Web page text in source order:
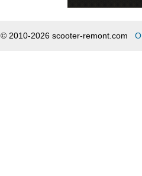
© 2010-2026 scooter-remont.com О